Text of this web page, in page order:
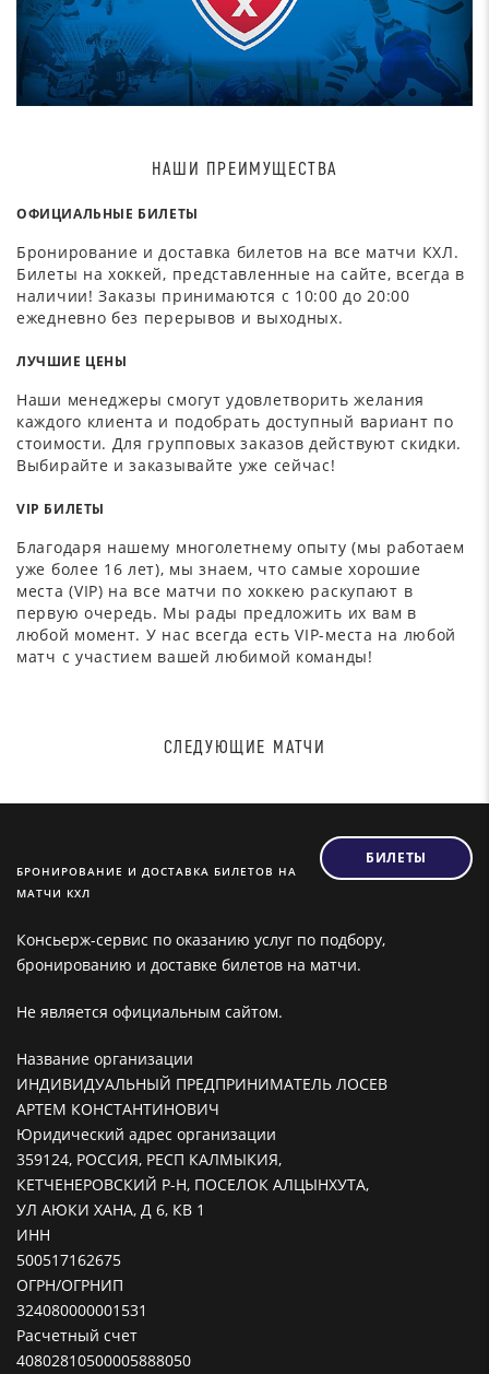
НАШИ ПРЕИМУЩЕСТВА
ОФИЦИАЛЬНЫЕ БИЛЕТЫ
Бронирование и доставка билетов на все матчи КХЛ.
Билеты на хоккей, представленные на сайте, всегда в
наличии! Заказы принимаются с 10:00 до 20:00
ежедневно без перерывов и выходных.
ЛУЧШИЕ ЦЕНЫ
Наши менеджеры смогут удовлетворить желания
каждого клиента и подобрать доступный вариант по
стоимости. Для групповых заказов действуют скидки.
Выбирайте и заказывайте уже сейчас!
VIP БИЛЕТЫ
Благодаря нашему многолетнему опыту (мы работаем
уже более 16 лет), мы знаем, что самые хорошие
места (VIP) на все матчи по хоккею раскупают в
первую очередь. Мы рады предложить их вам в
любой момент. У нас всегда есть VIP-места на любой
матч с участием вашей любимой команды!
СЛЕДУЮЩИЕ МАТЧИ
БРОНИРОВАНИЕ И ДОСТАВКА БИЛЕТОВ НА
МАТЧИ КХЛ
БИЛЕТЫ
Консьерж-сервис по оказанию услуг по подбору,
бронированию и доставке билетов на матчи.
Не является официальным сайтом.
Название организации
ИНДИВИДУАЛЬНЫЙ ПРЕДПРИНИМАТЕЛЬ ЛОСЕВ
АРТЕМ КОНСТАНТИНОВИЧ
Юридический адрес организации
359124, РОССИЯ, РЕСП КАЛМЫКИЯ,
КЕТЧЕНЕРОВСКИЙ Р-Н, ПОСЕЛОК АЛЦЫНХУТА,
УЛ АЮКИ ХАНА, Д 6, КВ 1
ИНН
500517162675
ОГРН/ОГРНИП
324080000001531
Расчетный счет
40802810500005888050